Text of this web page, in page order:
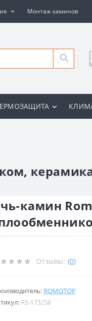
Монтаж каминов
камин
Отзывы: (0)
ROMOTOP
RS-173258